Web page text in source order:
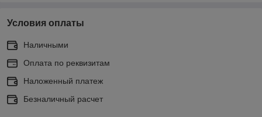
Условия оплаты
Наличными
Оплата по реквизитам
Наложенный платеж
Безналичный расчет